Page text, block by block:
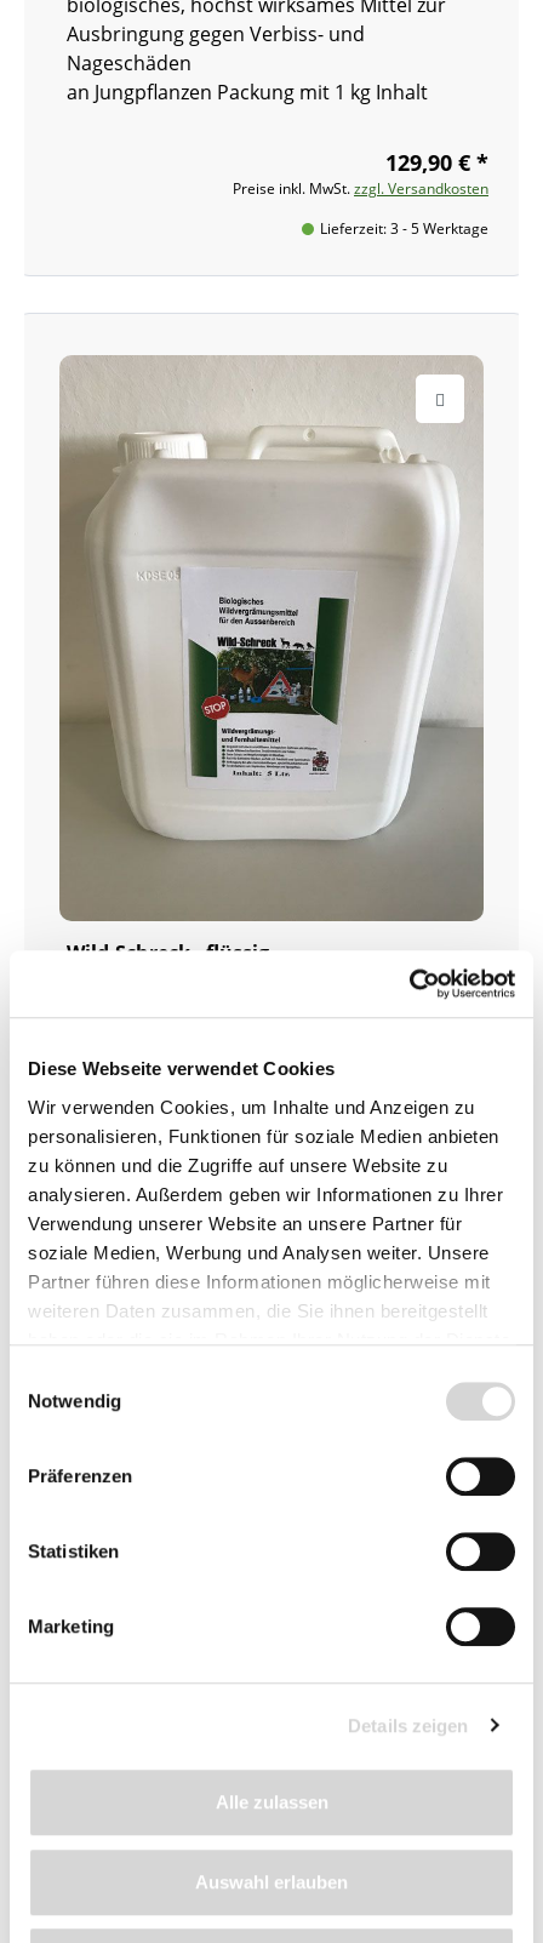
Diese Webseite verwendet Cookies
Wir verwenden Cookies, um Inhalte und Anzeigen zu
personalisieren, Funktionen für soziale Medien anbieten
zu können und die Zugriffe auf unsere Website zu
analysieren. Außerdem geben wir Informationen zu Ihrer
Verwendung unserer Website an unsere Partner für
soziale Medien, Werbung und Analysen weiter. Unsere
Partner führen diese Informationen möglicherweise mit
weiteren Daten zusammen, die Sie ihnen bereitgestellt
Notwendig
Präferenzen
Statistiken
Marketing
Details zeigen
Alle zulassen
Auswahl erlauben
Ausbringung gegen Verbiss- und
Nageschäden
an Jungpflanzen Packung mit 1 kg Inhalt
129,90 € *
Preise inkl. MwSt.zzgl. Versandkosten
Lieferzeit: 3 - 5 Werktage
Wild-Schreck - flüssig
Biologisches Wildvergrämungsmittel
149,90 € *
Preise inkl. MwSt. zzgl. Versandkosten
Lieferzeit: 3 - 5 Werktage